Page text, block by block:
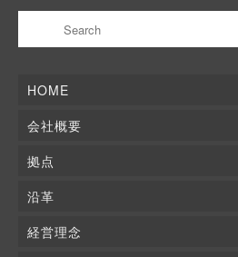
HOME
会社概要
拠点
沿革
経営理念